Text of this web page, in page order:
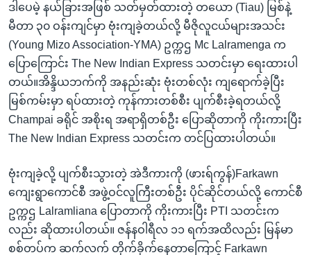
ဒါပေမဲ့ နယ်ခြားအဖြစ် သတ်မှတ်ထားတဲ့ တယော (Tiau) မြစ်နဲ့
မီတာ ၃၀ ဝန်းကျင်မှာ ဗုံးကျခဲ့တယ်လို့ မီဇိုလူငယ်များအသင်း
(Young Mizo Association-YMA) ဥက္ကဌ Mc Lalramenga က
ပြောကြောင်း The New Indian Express သတင်းမှာ ရေးထားပါ
တယ်။အိန္ဒိယဘက်ကို အနည်းဆုံး ဗုံးတစ်လုံး ကျရောက်ခဲ့ပြီး
မြစ်ကမ်းမှာ ရပ်ထားတဲ့ ကုန်ကားတစ်စီး ပျက်စီးခဲ့ရတယ်လို့
Champai ခရိုင် အစိုးရ အရာရှိတစ်ဦး ပြောဆိုတာကို ကိုးကားပြီး
The New Indian Express သတင်းက တင်ပြထားပါတယ်။
ဗုံးကျခဲ့လို့ ပျက်စီးသွားတဲ့ အဲဒီကားကို (ဖားရ်ကွန်)Farkawn
ကျေးရွာကောင်စီ အဖွဲ့ဝင်လူကြီးတစ်ဦး ပိုင်ဆိုင်တယ်လို့ ကောင်စီ
ဥက္ကဌ Lalramliana ပြောတာကို ကိုးကားပြီး PTI သတင်းက
လည်း ဆိုထားပါတယ်။ ဇန်နဝါရီလ ၁၁ ရက်အထိလည်း မြန်မာ
စစ်တပ်က ဆက်လက် တိုက်ခိုက်နေတာကြောင့် Farkawn